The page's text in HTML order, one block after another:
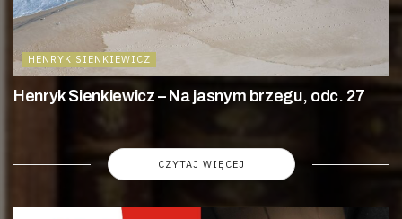
HENRYK SIENKIEWICZ
Henryk Sienkiewicz – Na jasnym brzegu, odc. 27
CZYTAJ WIĘCEJ